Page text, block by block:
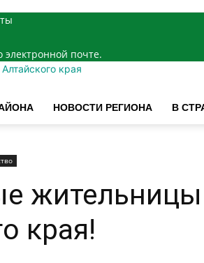
почте.
края
НОВОСТИ РЕГИОНА В
жительницы
края!